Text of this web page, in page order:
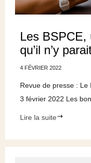
Les BSPCE,
qu’il n’y
4 FÉVRIER 2022
Revue de presse :
3 février 2022 Les
Lire la suite